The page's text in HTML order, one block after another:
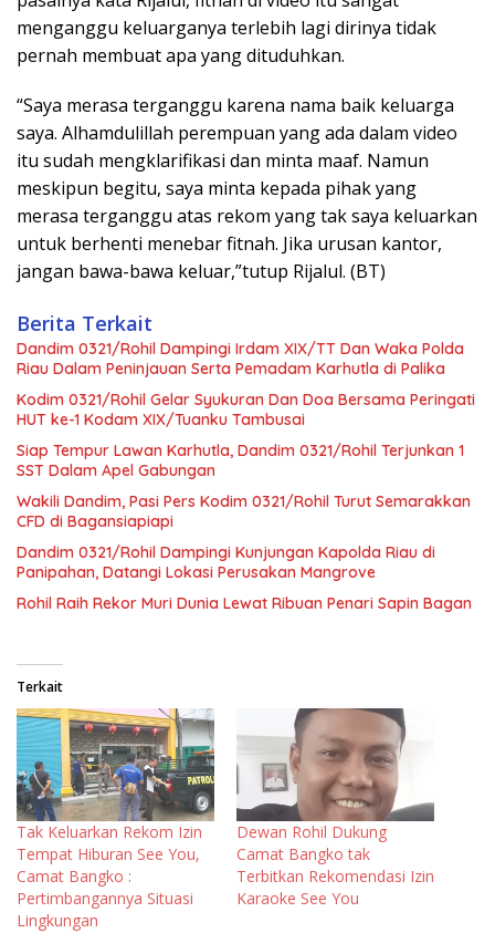
menganggu keluarganya terlebih lagi dirinya tidak
pernah membuat apa yang dituduhkan.
“Saya merasa terganggu karena nama baik keluarga
saya. Alhamdulillah perempuan yang ada dalam video
itu sudah mengklarifikasi dan minta maaf. Namun
meskipun begitu, saya minta kepada pihak yang
merasa terganggu atas rekom yang tak saya keluarkan
untuk berhenti menebar fitnah. Jika urusan kantor,
jangan bawa-bawa keluar,”tutup Rijalul. (BT)
Berita Terkait
Dandim 0321/Rohil Dampingi Irdam XIX/TT Dan Waka Polda
Riau Dalam Peninjauan Serta Pemadam Karhutla di Palika
Kodim 0321/Rohil Gelar Syukuran Dan Doa Bersama Peringati
HUT ke-1 Kodam XIX/Tuanku Tambusai
Siap Tempur Lawan Karhutla, Dandim 0321/Rohil Terjunkan 1
SST Dalam Apel Gabungan
Wakili Dandim, Pasi Pers Kodim 0321/Rohil Turut Semarakkan
CFD di Bagansiapiapi
Dandim 0321/Rohil Dampingi Kunjungan Kapolda Riau di
Panipahan, Datangi Lokasi Perusakan Mangrove
Rohil Raih Rekor Muri Dunia Lewat Ribuan Penari Sapin Bagan
Terkait
Tak Keluarkan Rekom Izin
Tempat Hiburan See You,
Camat Bangko :
Pertimbangannya Situasi
Lingkungan
Dewan Rohil Dukung
Camat Bangko tak
Terbitkan Rekomendasi Izin
Karaoke See You